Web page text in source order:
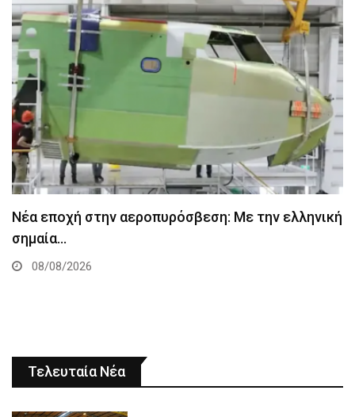
Νέα εποχή στην αεροπυρόσβεση: Με την ελληνική
σημαία…
08/08/2026
Τελευταία Νέα